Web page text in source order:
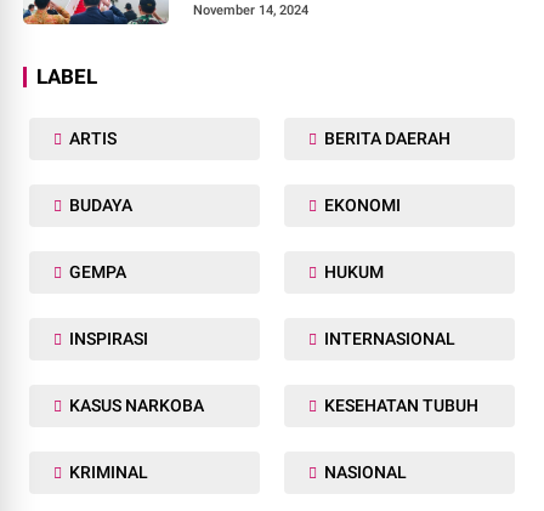
November 14, 2024
LABEL
ARTIS BERITA DAERAH
BUDAYA EKONOMI
GEMPA HUKUM
INSPIRASI INTERNASIONAL
KASUS NARKOBA KESEHATAN TUBUH
KRIMINAL NASIONAL